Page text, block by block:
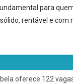
para
rentável e com
oferece 122